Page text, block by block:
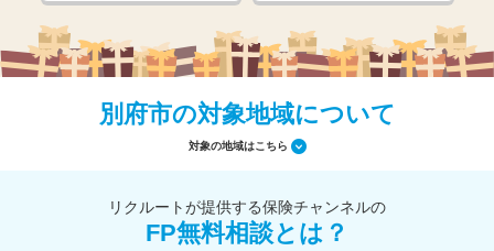
別府市の対象地域について
対象の地域はこちら
リクルートが提供する保険チャンネルの
FP無料相談とは？